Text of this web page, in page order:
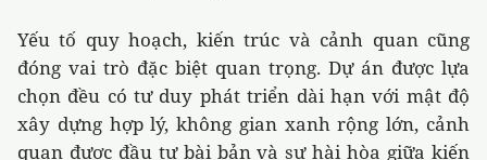
Yếu tố quy hoạch, kiến trúc và cảnh quan cũng
đóng vai trò đặc biệt quan trọng. Dự án được lựa
chọn đều có tư duy phát triển dài hạn với mật độ
xây dựng hợp lý, không gian xanh rộng lớn, cảnh
quan được đầu tư bài bản và sự hài hòa giữa kiến